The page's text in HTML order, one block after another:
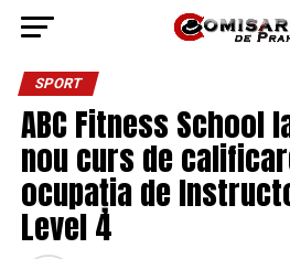
SPORT
ABC Fitness School
nou curs de
ocupația de
Level 4